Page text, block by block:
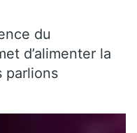
du
d’alimenter la
parlions